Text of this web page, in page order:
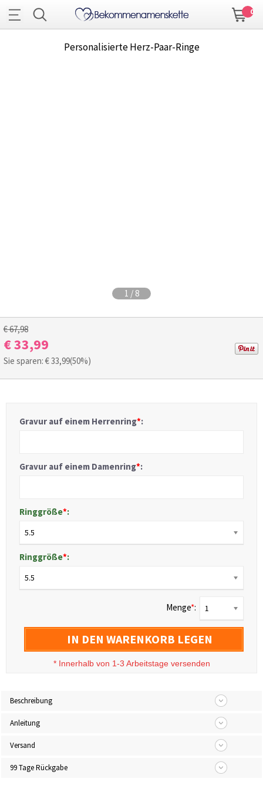
0
Personalisierte Herz-Paar-Ringe
1 / 8
€ 67,98
€ 33,99
Sie sparen: €33,99(50%)
Gravur auf einem Herrenring*:
Gravur auf einem Damenring*:
Ringgröße*:
5.5
Ringgröße*:
5.5
Menge*: 1
IN DEN WARENKORB LEGEN
* Innerhalb von 1-3 Arbeitstage versenden
Beschreibung
Anleitung
Versand
99 Tage Rückgabe